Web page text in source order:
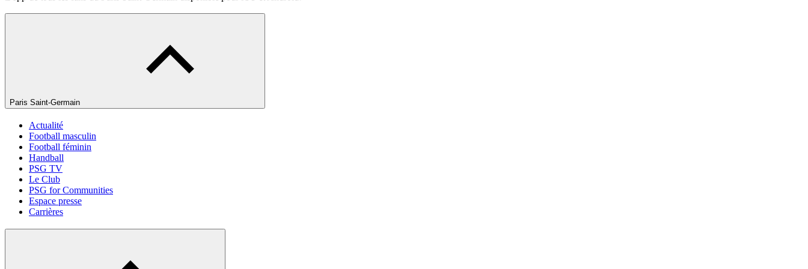
Paris Saint-Germain
Actualité
Football masculin
Football féminin
Handball
PSG TV
Le Club
PSG for Communities
Espace presse
Carrières